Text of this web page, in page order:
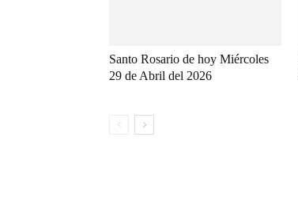
Santo Rosario de hoy Miércoles
29 de Abril del 2026